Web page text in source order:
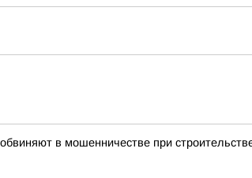
в мошенничестве при